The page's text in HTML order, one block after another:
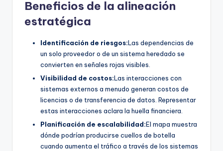
Beneficios de la alineación
estratégica
Identificación de riesgos:Las dependencias de
un solo proveedor o de un sistema heredado se
convierten en señales rojas visibles.
Visibilidad de costos:Las interacciones con
sistemas externos a menudo generan costos de
licencias o de transferencia de datos. Representar
estas interacciones aclara la huella financiera.
Planificación de escalabilidad:El mapa muestra
dónde podrían producirse cuellos de botella
cuando aumenta el tráfico a través de los sistemas